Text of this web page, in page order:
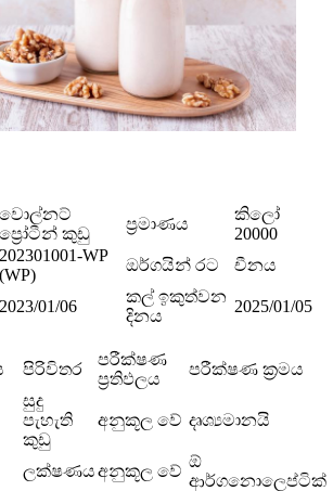
වොල්නට්
ප්‍රෝටීන් කුඩු
ප්‍රමාණය
කිලෝ
20000
202301001-WP
(WP)
ඔර්ගයින් රට චීනය
2023/01/06
කල් ඉකුත්වන
දිනය
2025/01/05
පිරිවිතර
පරීක්ෂණ
ප්‍රතිඵලය
පරීක්ෂණ ක්‍රමය
සුදු
පැහැති
කුඩු
අනුකූල වේ දෘශ්‍යමානයි
ලක්ෂණයඅනුකූල වේ
ඕ
ආර්ගනොලෙප්ටික්